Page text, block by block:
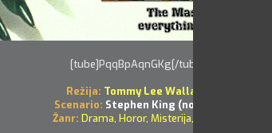
[tube]PqqBpAqnGKg[/tube]
Režija: Tommy Lee Wallace
Scenario: Stephen King (novela)
Žanr: Drama, Horor, Misterija, Triler